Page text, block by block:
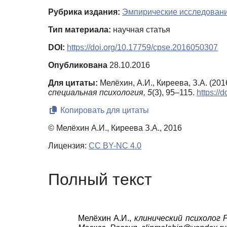
Рубрика издания: Эмпирические
Тип материала: научная статья
DOI: https://doi.org/10.17759/cpse.2016050307
Опубликована 28.10.2016
Для цитаты: Мелёхин, А.И., Киреева, З.А.
специальная психология, 5(3), 95–115. https://
Копировать для цитаты
© Мелёхин А.И., Киреева З.А., 2016
Лицензия: CC BY-NC 4.0
Полный текст
Мелёхин А.И., клинический